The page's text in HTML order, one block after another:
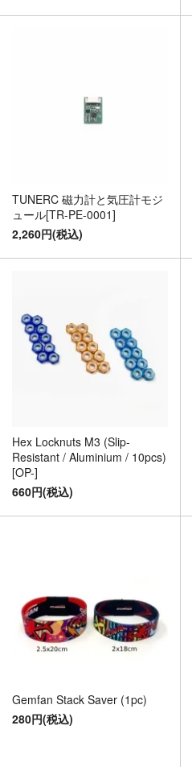
TUNERC 磁力計と気圧計モジ
ュール[TR-PE-0001]
2,260円(税込)
Hex Locknuts M3 (Slip-
Resistant / Aluminium / 10pcs)
[OP-]
660円(税込)
Gemfan Stack Saver (1pc)
280円(税込)